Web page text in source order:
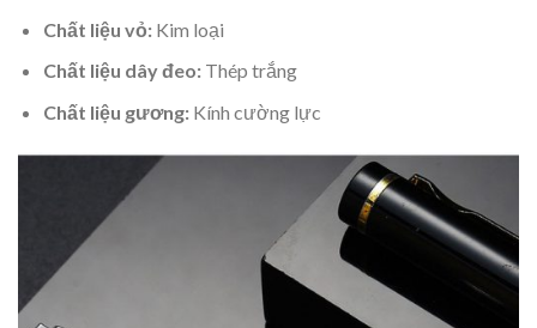
Chất liệu vỏ:Kim loại
Chất liệu dây đeo:Thép trắng
Chất liệu gương: Kính cường lực